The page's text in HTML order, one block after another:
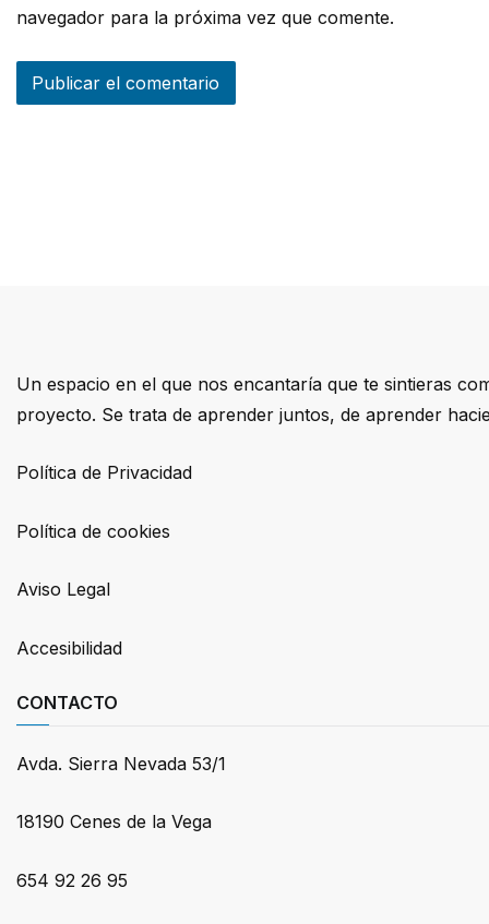
navegador para la próxima vez que comente.
Un espacio en el que nos encantaría que te sintieras
proyecto. Se trata de aprender juntos, de aprender
Política de Privacidad
Política de cookies
Aviso Legal
Accesibilidad
CONTACTO
Avda. Sierra Nevada 53/1
18190 Cenes de la Vega
654 92 26 95